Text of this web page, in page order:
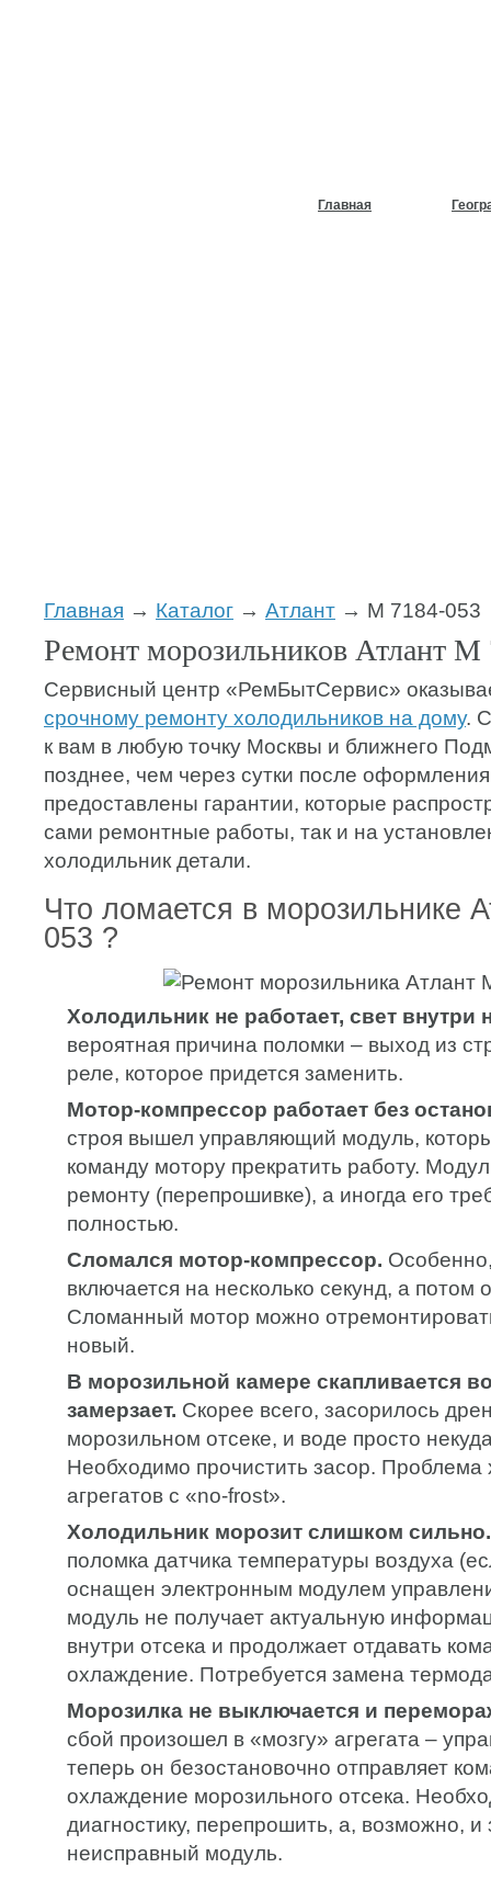
Главная
Главная → Каталог → Атлант → М 7184-053
Ремонт морозильников Атлант М
Сервисный центр «РемБытСервис»
срочному ремонту холодильников на дому.
к вам в любую точку Москвы и ближнего
позднее, чем через сутки после
предоставлены гарантии, которые
сами ремонтные работы, так и на
холодильник детали.
Что ломается в морозильнике
053 ?
Холодильник не работает, свет внутри
вероятная причина поломки – выход из
реле, которое придется заменить.
Мотор-компрессор работает без
строя вышел управляющий модуль,
команду мотору прекратить работу.
ремонту (перепрошивке), а иногда его
полностью.
Сломался мотор-компрессор.
включается на несколько секунд, а потом
Сломанный мотор можно
новый.
В морозильной камере скапливается
замерзает. Скорее всего, засорилось
морозильном отсеке, и воде просто
Необходимо прочистить засор. Проблема
агрегатов с «no-frost».
Холодильник морозит слишком сильно.
поломка датчика температуры воздуха
оснащен электронным модулем
модуль не получает актуальную
внутри отсека и продолжает отдавать
охлаждение. Потребуется замена
Морозилка не выключается и
сбой произошел в «мозгу» агрегата –
теперь он безостановочно отправляет
охлаждение морозильного отсека.
диагностику, перепрошить, а, возможно, и
неисправный модуль.